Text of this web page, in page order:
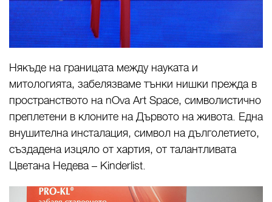
Някъде на границата между науката и
митологията, забелязваме тънки нишки прежда в
пространството на nOva Art Space, символистично
преплетени в клоните на Дървото на живота. Една
внушителна инсталация, символ на дълголетието,
създадена изцяло от хартия, от талантливата
Цветана Недева – Kinderlist.